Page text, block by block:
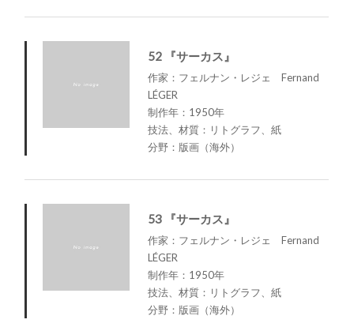
52 『サーカス』
作家：フェルナン・レジェ Fernand
LÉGER
制作年：1950年
技法、材質：リトグラフ、紙
分野：版画（海外）
53 『サーカス』
作家：フェルナン・レジェ Fernand
LÉGER
制作年：1950年
技法、材質：リトグラフ、紙
分野：版画（海外）